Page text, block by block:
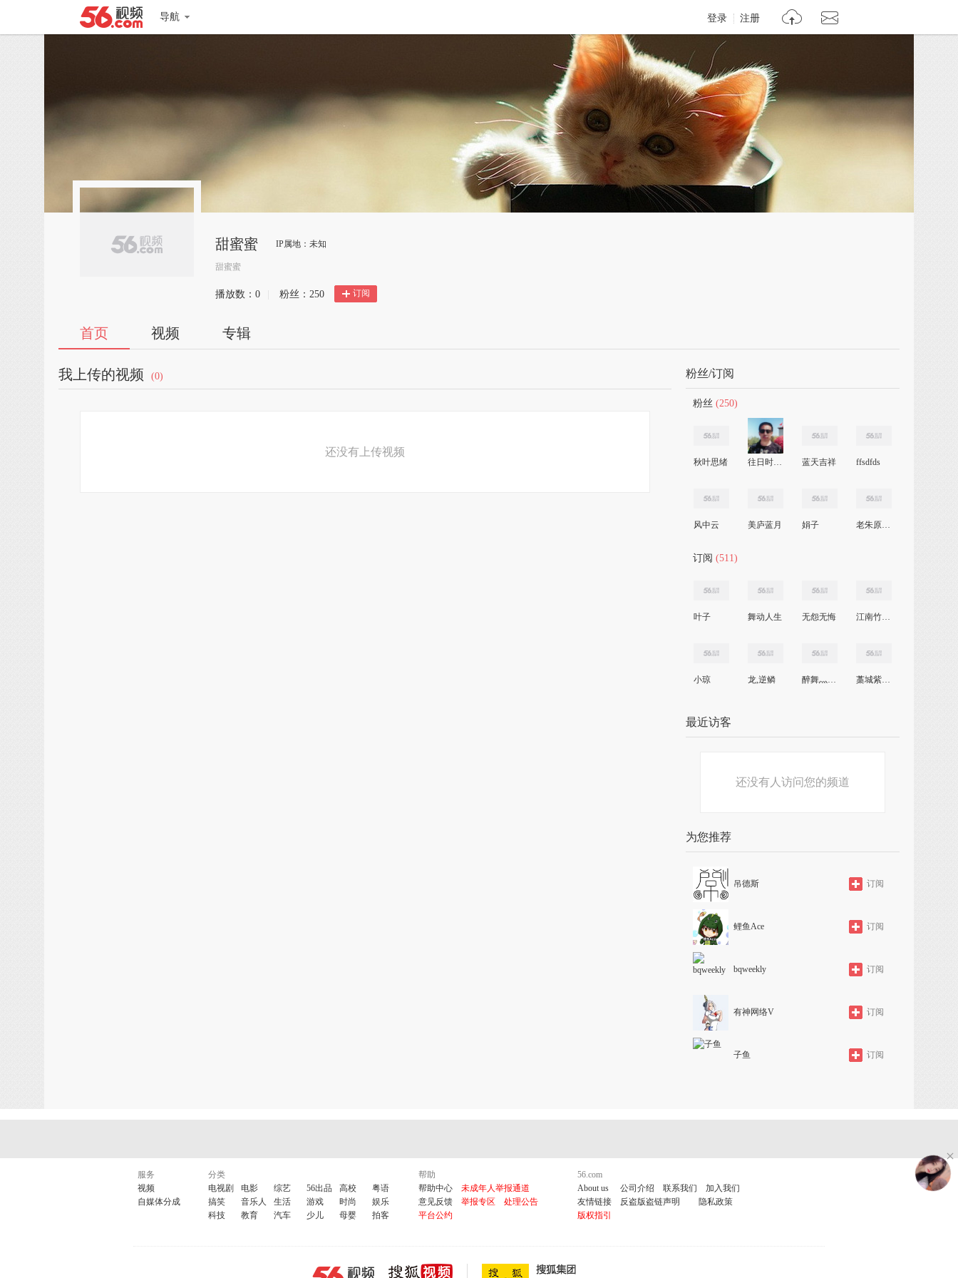
导航 登录 注册
甜蜜蜜 IP属地：未知
甜蜜蜜
播放数： 0 粉丝： 250 订阅
首页 视频 专辑
我上传的视频 (0)
还没有上传视频
粉丝/订阅
粉丝 (250)
秋叶思绪 往日时光SH 蓝天吉祥 ffsdfds
风中云 美庐蓝月 娟子 老朱原创视频
订阅 (511)
叶子 舞动人生 无怨无悔 江南竹韵广场舞
小琼 龙,逆鳞 醉舞灬云裳 藁城紫荆花
最近访客
还没有人访问您的频道
为您推荐
吊德斯 订阅
鲤鱼Ace 订阅
bqweekly 订阅
有神网络V 订阅
子鱼 订阅
服务
视频
自媒体分成
分类
电视剧
电影 综艺 56出品 高校
粤语
搞笑
音乐人 生活 游戏 时尚
娱乐
科技
教育 汽车 少儿 母婴 拍客
帮助
帮助中心
未成年人举报通道
意见反馈
举报专区
处理公告
平台公约
56.com
About us
公司介绍 联系我们
加入我们
友情链接
反盗版盗链声明
隐私政策
版权指引